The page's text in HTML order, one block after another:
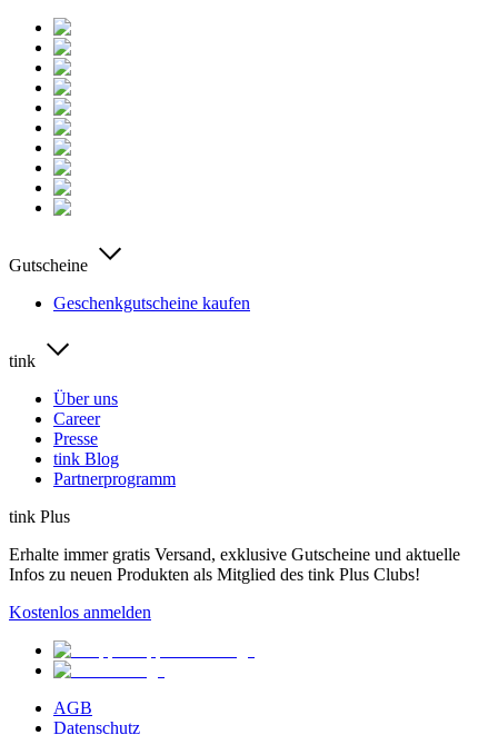
Gutscheine
Geschenkgutscheine kaufen
tink
Über uns
Career
Presse
tink Blog
Partnerprogramm
tink Plus
Erhalte immer gratis Versand, exklusive Gutscheine und aktuelle
Infos zu neuen Produkten als Mitglied des tink Plus Clubs!
Kostenlos anmelden
AGB
Datenschutz